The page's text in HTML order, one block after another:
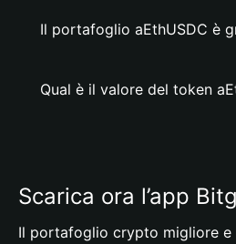
Il portafoglio aEthUSDC è
Qual è il valore del token
Scarica ora l’app
Il portafoglio crypto migliore